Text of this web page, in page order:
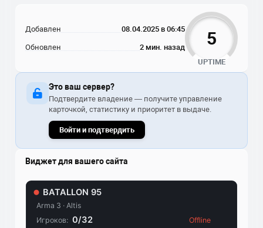
Добавлен 08.04.2025 в 06:45
Обновлен 2 мин. назад 5
UPTIME
Это ваш сервер?
Подтвердите владение — получите управление
карточкой, статистику и приоритет в выдаче.
Войти и подтвердить
Виджет для вашего сайта